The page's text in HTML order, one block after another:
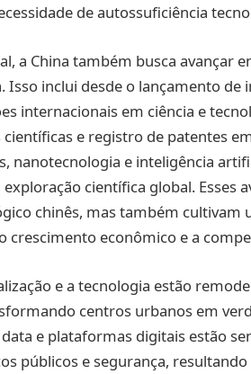
de autossuficiência
a China também busca avançar
inclui desde o lançamento de
internacionais em ciência e
e registro de patentes
nanotecnologia e inteligência
científica global. Esses
chinês, mas também cultivam
crescimento econômico e a
e a tecnologia estão
centros urbanos em
e plataformas digitais estão
públicos e segurança,